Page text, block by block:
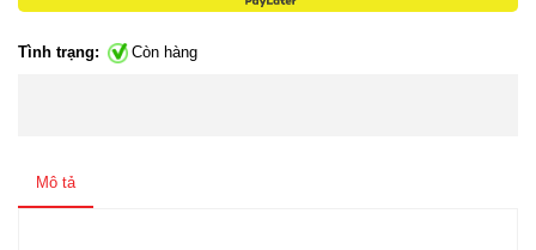
Tình trạng: Còn hàng
Mô tả